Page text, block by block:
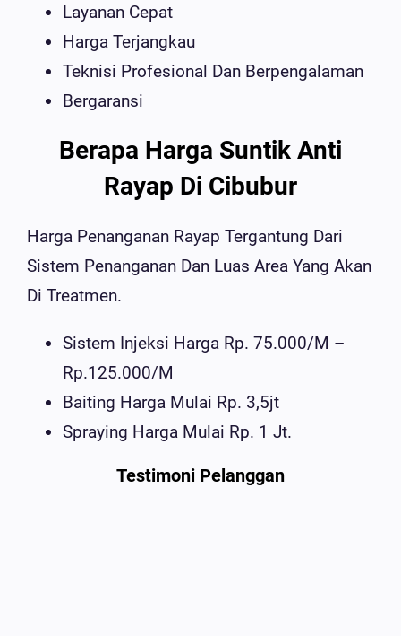
Layanan Cepat
Harga Terjangkau
Teknisi Profesional Dan Berpengalaman
Bergaransi
Berapa Harga Suntik Anti
Rayap Di Cibubur
Harga Penanganan Rayap Tergantung Dari
Sistem Penanganan Dan Luas Area Yang Akan
Di Treatmen.
Sistem Injeksi Harga Rp. 75.000/m –
Rp.125.000/m
Baiting Harga Mulai Rp. 3,5jt
Spraying Harga Mulai Rp. 1 Jt.
Testimoni Pelanggan